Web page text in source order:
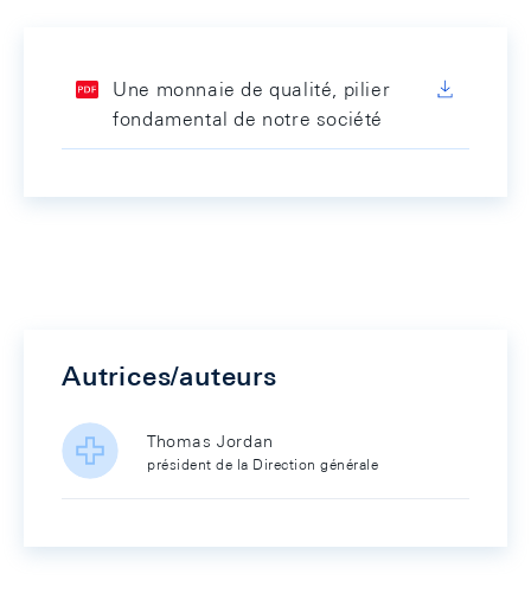
Une monnaie de qualité, pilier
fondamental de notre société
Autrices/auteurs
Thomas Jordan
président de la Direction générale